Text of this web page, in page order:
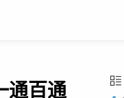
通百通